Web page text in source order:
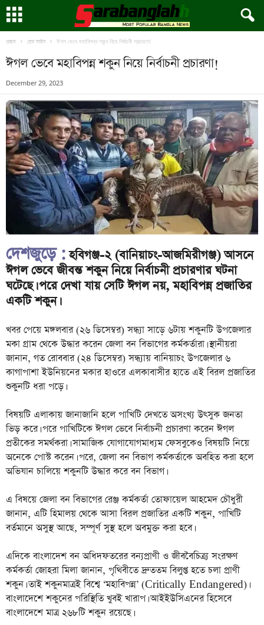
প্রচ্ছদ হেড লাইন ঈগল ভেবে মহাবিপন্ন শকুন নিয়ে নির্বাচনী প্রচারণা!
ঈগল ভেবে মহাবিপন্ন শকুন নিয়ে নির্বাচনী প্রচারণা!
December 29, 2023
দেশজুড়ে : হবিগঞ্জ-২ (বানিয়াচং-আজমিরীগঞ্জ) আসনে
ঈগল ভেবে জীবন্ত শকুন নিয়ে নির্বাচনী প্রচারণার ঘটনা
ঘটেছে। পরে দেখা যায় সেটি ঈগল নয়, মহাবিপন্ন প্রজাতির
একটি শকুন।
খবর পেয়ে মঙ্গলবার (২৬ ডিসেম্বর) সন্ধ্যা সাড়ে ৬টায় শকুনটি উপজেলার
মকা গ্রাম থেকে উদ্ধার করেন জেলা বন বিভাগের কর্মকর্তারা। স্থানীয়রা
জানান, গত রোববার (২৪ ডিসেম্বর) সন্ধ্যায় বানিয়াচং উপজেলার ৬
কাগাপাশা ইউনিয়নের মকার হাওরে এলকাবাসীর হাতে এই বিরল প্রজাতির
শুকুনটি ধরা পড়ে।
বিষয়টি এলাকায় জানাজানি হলে পাখিটি দেখতে অসংখ্য উৎসুক জনতা
ভিড় করে। পরে পাখিটিকে ঈগল ভেবে নির্বাচনী প্রচারণা করেন ঈগল
প্রতীকের সমর্থকরা। সামাজিক যোগাযোগমাধ্যম ফেসবুকেও বিষয়টি নিয়ে
অনেকে পোস্ট করেন। পরে, জেলা বন বিভাগ কর্মকর্তাকে অবহিত করা হলে
অভিযান চালিয়ে শকুনটি উদ্ধার করে বন বিভাগ।
এ বিষয়ে জেলা বন বিভাগের রেঞ্জ কর্মকর্তা তোফায়েল আহমেদ চৌধুরী
জানান, এটি হিমালয় থেকে আসা বিরল প্রজাতির একটি শকুন, পাখিটি
বর্তমানে অসুস্থ আছে, সম্পূর্ণ সুস্থ হলে অবমুক্ত করা হবে।
এদিকে বাংলাদেশ বন অধিদফতরের বন্যপ্রাণী ও জীববৈচিত্র্য সংরক্ষণ
কর্মকর্তা জোহরা মিলা জানান, পৃথিবীতে দ্রুততম বিলুপ্ত হতে চলা প্রাণী
শকুন। তাই শকুনমাত্রই বিশ্বে ‘মহাবিপন্ন’ (Critically Endangered)।
বাংলাদেশে শকুনের পরিস্থিতি খুবই খারাপ। আইইউসিএনের হিসেবে
বাংলাদেশে মাত্র ২৬৮টি শকুন রয়েছে।